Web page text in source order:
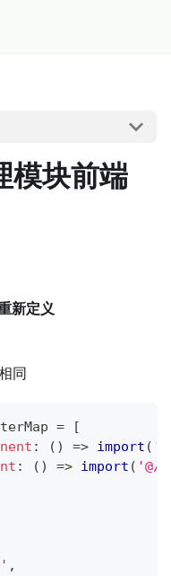
模块前端
新定义
同
=
[
: ( ) => import (
: ( ) => import ( '@/
,